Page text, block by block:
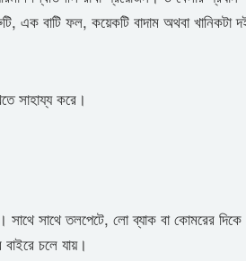
এক বাটি ফল, কয়েকটি বাদাম অথবা খানিকটা
সাহায্য করে।
সাথে তলপেটে, লো ব্যাক বা কোমরের দিকে
চলে যায়।